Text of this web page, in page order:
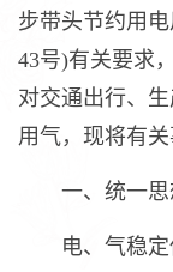
步带头节约用电
43号)有关要求
对交通出行、
用气，现将有关
一、统一思
电、气稳定